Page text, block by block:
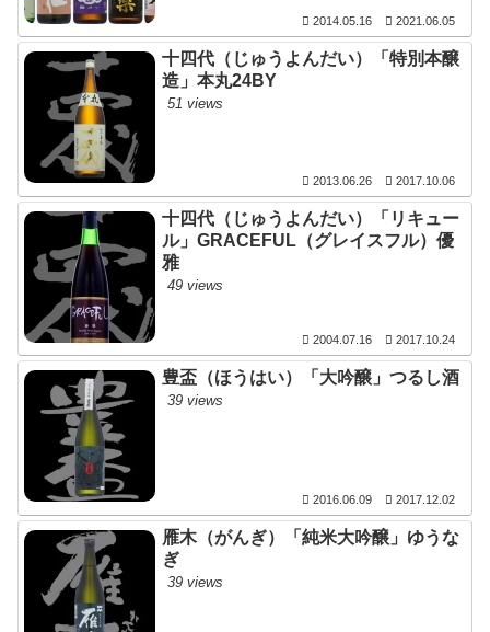
2014.05.16 2021.06.05
十四代（じゅうよんだい）「特別本醸
造」本丸24BY
51 views
2013.06.26 2017.10.06
十四代（じゅうよんだい）「リキュー
ル」GRACEFUL（グレイスフル）優
雅
49 views
2004.07.16 2017.10.24
豊盃（ほうはい）「大吟醸」つるし酒
39 views
2016.06.09 2017.12.02
雁木（がんぎ）「純米大吟醸」ゆうな
ぎ
39 views